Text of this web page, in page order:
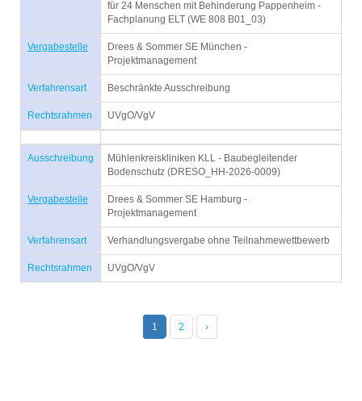
für 24 Menschen mit Behinderung Pappenheim -
Fachplanung ELT (WE 808 B01_03)
Vergabestelle
Drees & Sommer SE München -
Projektmanagement
Verfahrensart Beschränkte Ausschreibung
Rechtsrahmen UVgO/VgV
Ausschreibung
Mühlenkreiskliniken KLL - Baubegleitender
Bodenschutz (DRESO_HH-2026-0009)
Vergabestelle
Drees & Sommer SE Hamburg -
Projektmanagement
Verfahrensart Verhandlungsvergabe ohne Teilnahmewettbewerb
Rechtsrahmen UVgO/VgV
1 2 ›